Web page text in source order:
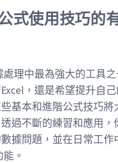
式使用技巧的
處理中最為強大的工具
，還是希望提升自
基本和進階公式技巧將
過不斷的練習和應用，
據問題，並在日常工作
。